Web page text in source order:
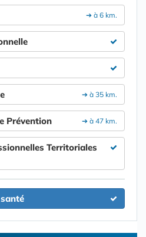
➔ à 6 km.
➔ à 35 km.
➔ à 47 km.
Prévention
Territoriales